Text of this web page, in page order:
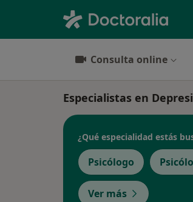
Consulta online
Especialistas en
¿Qué especialidad estás
Psicólogo
Ver más